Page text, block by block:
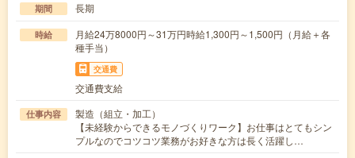
期間 長期
時給
月給24万8000円～31万円時給1,300円～1,500円（月給＋各
種手当）
交通費
交通費支給
仕事内容
製造（組立・加工）
【未経験からできるモノづくりワーク】お仕事はとてもシン
プルなのでコツコツ業務がお好きな方は長く活躍し…